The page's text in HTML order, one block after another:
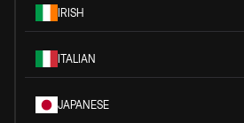
IRISH
ITALIAN
JAPANESE